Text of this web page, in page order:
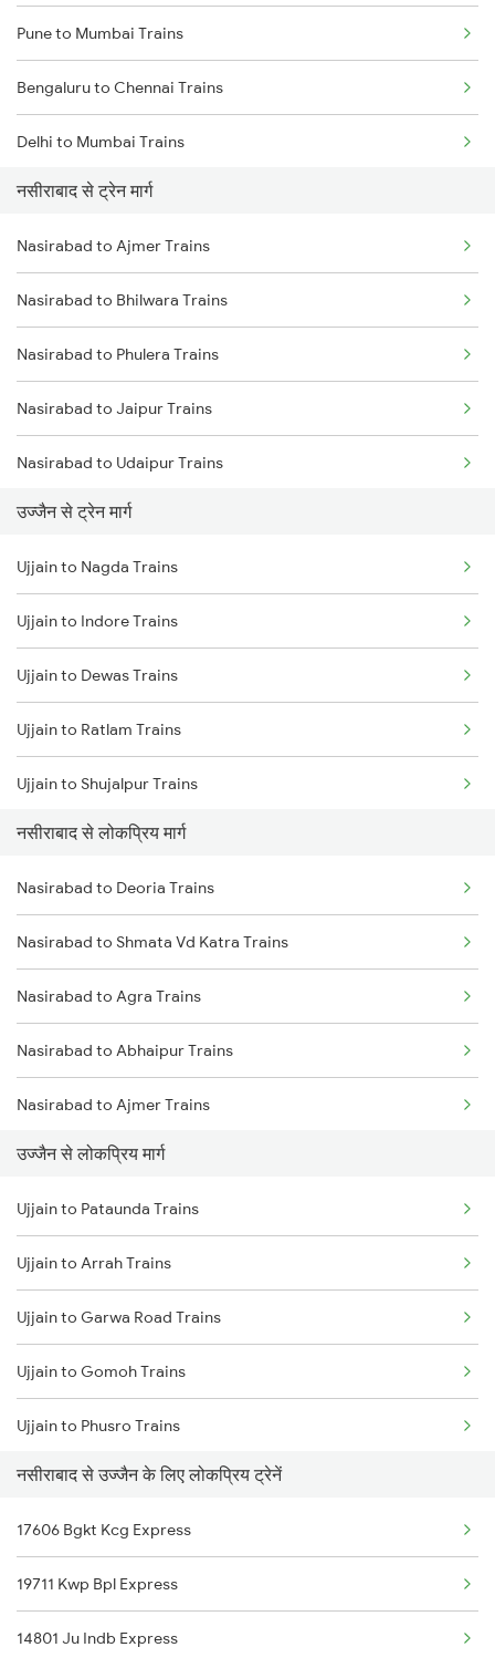
Pune to Mumbai Trains
Bengaluru to Chennai Trains
Delhi to Mumbai Trains
Mumbai to Pune Trains
Delhi to Jammu Trains
Mumbai to Delhi Trains
Mumbai to Goa Trains
Chennai to Coimbatore Trains
नसीराबाद से ट्रेन मार्ग
Nasirabad to Ajmer Trains
Nasirabad to Bhilwara Trains
Nasirabad to Phulera Trains
Nasirabad to Jaipur Trains
Nasirabad to Udaipur Trains
Nasirabad to Rewari Trains
Nasirabad to New Delhi Trains
Nasirabad to Neemuch Trains
Nasirabad to Piplia Trains
Nasirabad to Indore Trains
Nasirabad to Reengus Trains
Nasirabad to Saugor Trains
उज्जैन से ट्रेन मार्ग
Ujjain to Nagda Trains
Ujjain to Indore Trains
Ujjain to Dewas Trains
Ujjain to Ratlam Trains
Ujjain to Shujalpur Trains
Ujjain to Bhopal Trains
Ujjain to Makshi Trains
Ujjain to Dahod Trains
Ujjain to Sehore Trains
Ujjain to Vadodara Trains
Ujjain to Berchha Trains
Ujjain to Bina Trains
Ujjain to Ghudawan Trains
Ujjain to Godhra Trains
नसीराबाद से लोकप्रिय मार्ग
Nasirabad to Deoria Trains
Nasirabad to Shmata Vd Katra Trains
Nasirabad to Agra Trains
Nasirabad to Abhaipur Trains
Nasirabad to Ajmer Trains
Nasirabad to Asansol Trains
Nasirabad to Bhagalpur Trains
Nasirabad to Bhilwara Trains
Nasirabad to Bharatpur Trains
Nasirabad to Baraut Trains
Nasirabad to Kanpur Trains
उज्जैन से लोकप्रिय मार्ग
Ujjain to Pataunda Trains
Ujjain to Arrah Trains
Ujjain to Garwa Road Trains
Ujjain to Gomoh Trains
Ujjain to Phusro Trains
Ujjain to Kollam Trains
Ujjain to Deoband Trains
Ujjain to Jaunpur Trains
Ujjain to Murtizapur Trains
नसीराबाद से उज्जैन के लिए लोकप्रिय ट्रेनें
17606 Bgkt Kcg Express
19711 Kwp Bpl Express
14801 Ju Indb Express